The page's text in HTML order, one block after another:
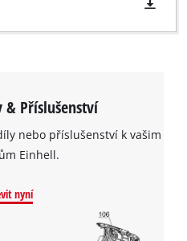
Příslušenství
nebo příslušenství k vašim
Einhell.
nyní